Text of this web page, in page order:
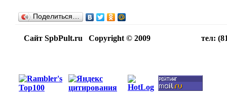
Поделиться…
Сайт SpbPult.ru Copyright © 2009 тел: